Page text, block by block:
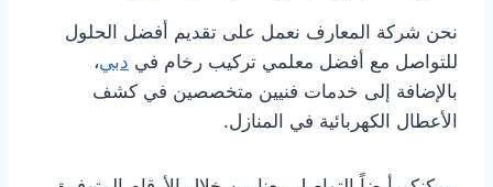
نحن شركة المعارف نعمل على تقديم أفضل الحلول
للتواصل مع أفضل معلمي تركيب رخام في دبي،
بالإضافة إلى خدمات فنيين متخصصين في كشف
الأعطال الكهربائية في المنازل.